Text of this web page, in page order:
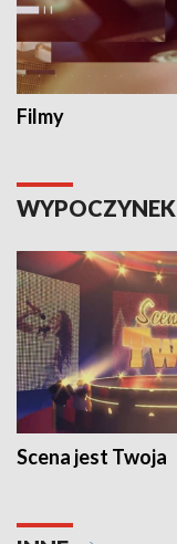
Filmy
Scena jest Twoja